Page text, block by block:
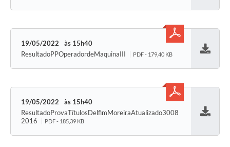
19/05/2022
15h40
ResultadoPPOperadordeMaquinaIII
PDF - 179,40 KB
19/05/2022
15h40
ResultadoProvaTítulosDelfimMoreiraAtualizado3008
2016
PDF - 185,39 KB